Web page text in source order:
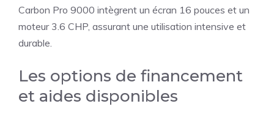
Carbon Pro 9000 intègrent un écran 16 pouces et un
moteur 3.6 CHP, assurant une utilisation intensive et
durable.
Les options de financement
et aides disponibles